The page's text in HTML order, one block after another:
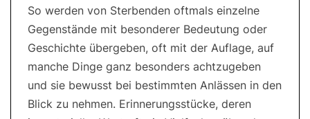
So werden von Sterbenden oftmals einzelne
Gegenstände mit besonderer Bedeutung oder
Geschichte übergeben, oft mit der Auflage, auf
manche Dinge ganz besonders achtzugeben
und sie bewusst bei bestimmten Anlässen in den
Blick zu nehmen. Erinnerungsstücke, deren